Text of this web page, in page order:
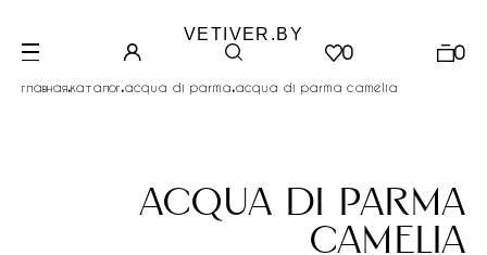
VETIVER.BY
0 0
главная.каталог.acqua di parma.acqua di parma camelia
acqua di parma
camelia